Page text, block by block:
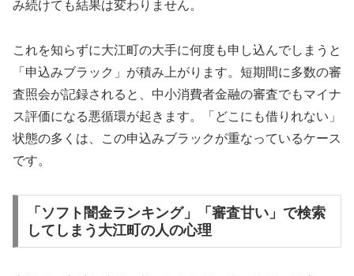
み続けても結果は変わりません。
これを知らずに大江町の大手に何度も申し込んでしまうと
「申込みブラック」が積み上がります。短期間に多数の審
査照会が記録されると、中小消費者金融の審査でもマイナ
ス評価になる悪循環が起きます。「どこにも借りれない」
状態の多くは、この申込みブラックが重なっているケース
です。
「ソフト闇金ランキング」「審査甘い」で検索
してしまう大江町の人の心理